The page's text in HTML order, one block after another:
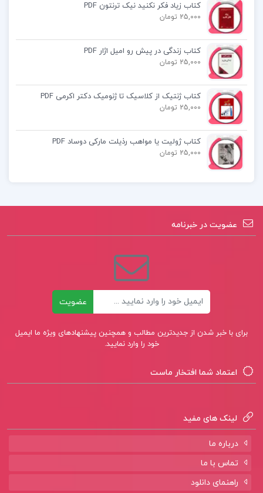
کتاب کمیته 300 کانون توطئه جهانی جان کولمن
کتاب طالع دریا مرجان فریدی
کتاب ریشه های بحران در خاورمیانه دکتر حمید
احمدی
کتاب زیاد فکر نکنید نیک ترنتون PDF
25,000 تومان
کتاب زندگی در پیش رو امیل اژار PDF
25,000 تومان
کتاب ژنتیک از کلاسیک تا ژنومیک دکتر اکرمی PDF
25,000 تومان
کتاب ژولیت یا مواهب رذیلت مارکی دوساد PDF
25,000 تومان
عضویت در خبرنامه
عضویت
برای با خبر شدن از جدیدترین مطالب و همچنین پیشنهادهای ویژه ما ایمیل
خود را وارد نمایید.
اعتماد شما افتخار ماست
لینک های مفید
درباره ما
تماس با ما
راهنمای دانلود